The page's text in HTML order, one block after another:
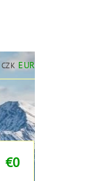
CZK EUR
€0